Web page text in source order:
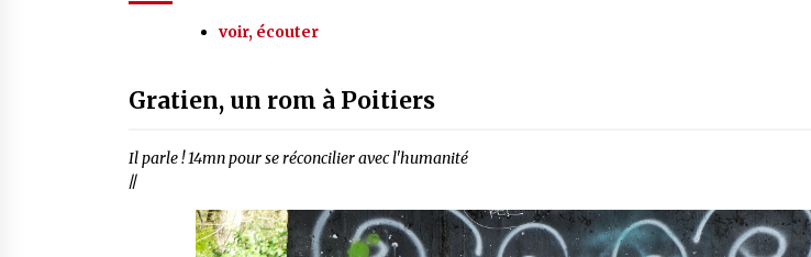
voir, écouter
Gratien, un rom à Poitiers
Il parle ! 14mn pour se réconcilier avec l'humanité
//